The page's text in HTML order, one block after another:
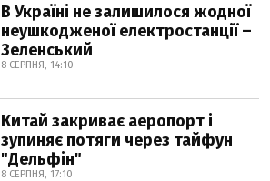
В Україні не залишилося жодної
неушкодженої електростанції –
Зеленський
8 СЕРПНЯ, 14:10
Китай закриває аеропорт і
зупиняє потяги через тайфун
"Дельфін"
8 СЕРПНЯ, 17:10